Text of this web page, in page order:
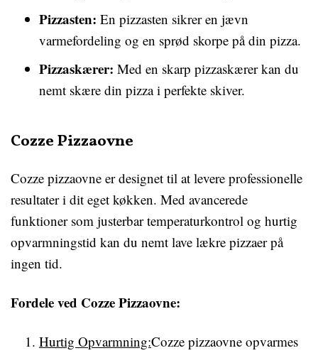
Pizzasten: En pizzasten sikrer en jævn
varmefordeling og en sprød skorpe på din pizza.
Pizzaskærer: Med en skarp pizzaskærer kan du
nemt skære din pizza i perfekte skiver.
Cozze Pizzaovne
Cozze pizzaovne er designet til at levere professionelle
resultater i dit eget køkken. Med avancerede
funktioner som justerbar temperaturkontrol og hurtig
opvarmningstid kan du nemt lave lækre pizzaer på
ingen tid.
Fordele ved Cozze Pizzaovne:
Hurtig Opvarmning:Cozze pizzaovne opvarmes